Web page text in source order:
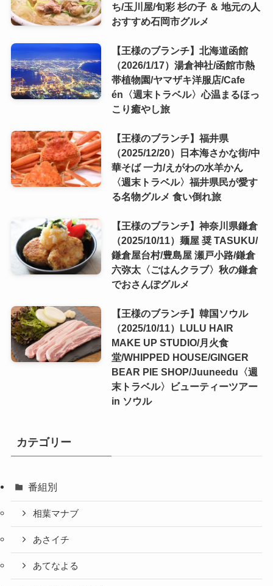
ち/玉川屋/旬彩 杉の子 ＆ 地元の人
おすすめ石岡市グルメ
【王様のブランチ】北海道函館
（2026/1/17）湯倉神社/函館市熱
帯植物園/ヤマザキ洋服店/Cafe
én〈週末トラベル〉心温まるほっ
こり癒やし旅
【王様のブランチ】福井県
（2025/12/20）日本海さかな街/中
華そば 一力/えがわの水羊かん
〈週末トラベル〉福井県民が愛す
る名物グルメ 食い倒れ旅
【王様のブランチ】神奈川県鎌倉
（2025/10/11）麺屋 奨 TASUKU/
鎌倉屋台村/豊島屋 瀬戸小路/鎌倉
六弥太〈ごはんクラブ〉秋の鎌倉
でおさんぽグルメ
【王様のブランチ】韓国ソウル
（2025/10/11）LULU HAIR
MAKE UP STUDIO/月火食
堂/WHIPPED HOUSE/GINGER
BEAR PIE SHOP/Juuneedu〈週
末トラベル〉ビューティーツアー
in ソウル
カテゴリー
番組別
相葉マナブ
あさイチ
あてなよる